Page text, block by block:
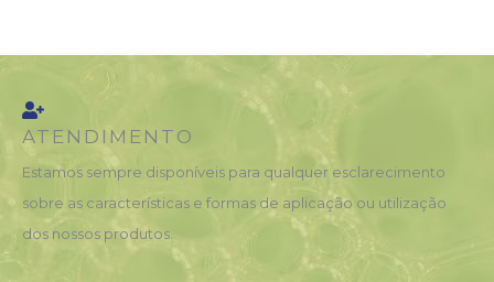
ATENDIMENTO
Estamos sempre disponíveis para qualquer esclarecimento
sobre as características e formas de aplicação ou utilização
dos nossos produtos.